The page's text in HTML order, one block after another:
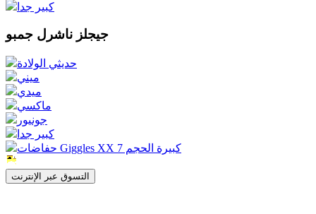
كبير جدا
جيجلز ناشرل جمبو
حديثي الولادة
ميني
ميدي
ماكسي
جونيور
كبير جدا
حفاضات Giggles XX كبيرة الحجم 7
التسوق عبر الإنترنت